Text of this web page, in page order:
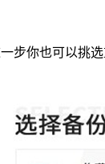
步你也可以挑